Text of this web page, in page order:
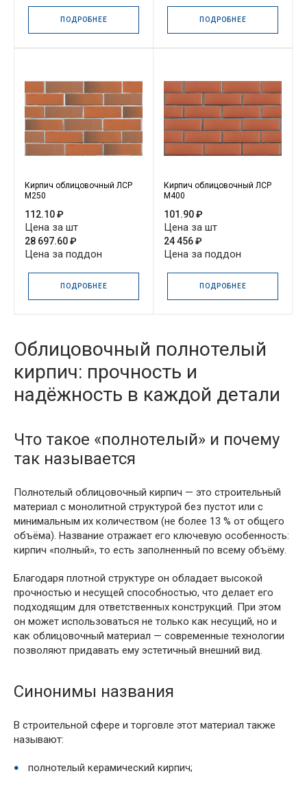
ПОДРОБНЕЕ ПОДРОБНЕЕ
Кирпич облицовочный ЛСР
М250
112.10 ₽
Цена за шт
28 697.60 ₽
Цена за поддон
ПОДРОБНЕЕ
Кирпич облицовочный ЛСР
М400
101.90 ₽
Цена за шт
24 456 ₽
Цена за поддон
ПОДРОБНЕЕ
Облицовочный полнотелый
кирпич: прочность и
надёжность в каждой детали
Что такое «полнотелый» и почему
так называется
Полнотелый облицовочный кирпич — это строительный
материал с монолитной структурой без пустот или с
минимальным их количеством (не более 13 % от общего
объёма). Название отражает его ключевую особенность:
кирпич «полный», то есть заполненный по всему объёму.
Благодаря плотной структуре он обладает высокой
прочностью и несущей способностью, что делает его
подходящим для ответственных конструкций. При этом
он может использоваться не только как несущий, но и
как облицовочный материал — современные технологии
позволяют придавать ему эстетичный внешний вид.
Синонимы названия
В строительной сфере и торговле этот материал также
называют:
полнотелый керамический кирпич;